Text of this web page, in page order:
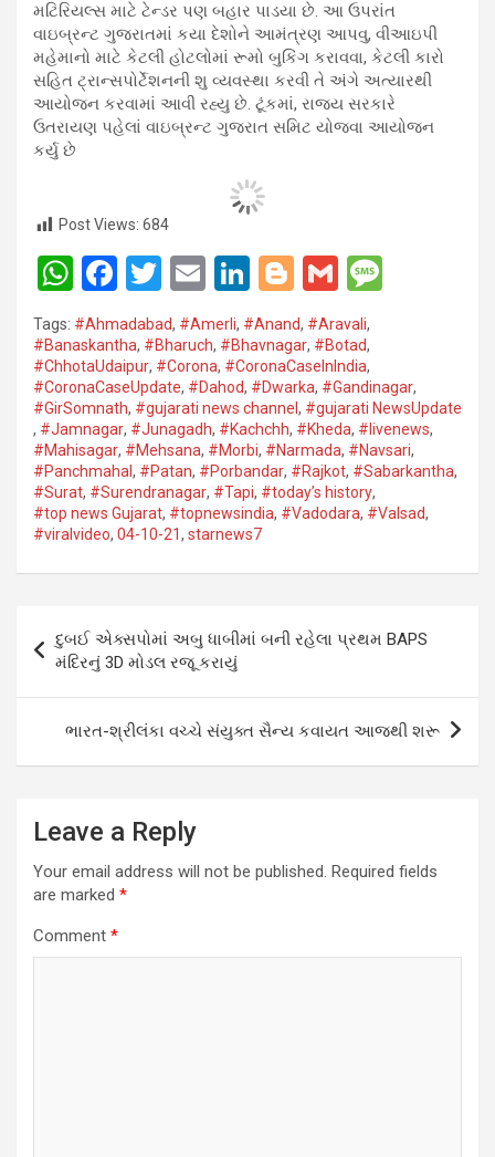
મટિરિયલ્સ માટે ટેન્ડર પણ બહાર પાડયા છે. આ ઉપરાંત
વાઇબ્રન્ટ ગુજરાતમાં કયા દેશોને આમંત્રણ આપવુ, વીઆઇપી
મહેમાનો માટે કેટલી હોટલોમાં રૂમો બુકિંગ કરાવવા, કેટલી કારો
સહિત ટ્રાન્સપોર્ટેશનની શુ વ્યવસ્થા કરવી તે અંગે અત્યારથી
આયોજન કરવામાં આવી રહ્યુ છે. ટૂંકમાં, રાજ્ય સરકારે
ઉતરાયણ પહેલાં વાઇબ્રન્ટ ગુજરાત સમિટ યોજવા આયોજન
કર્યુ છે
Post Views: 684
W
h
at
s
A
p
p
F
a
ce
b
o
o
k
T
wi
tt
er
E
m
ail
Li
n
ke
dI
n
Bl
o
g
g
er
G
m
ail
a
g
e
Tags: #Ahmadabad, #Amerli, #Anand, #Aravali,
#Banaskantha​, #Bharuch, #Bhavnagar​, #Botad,
#ChhotaUdaipur, #Corona​, #CoronaCaseInIndia,
#CoronaCaseUpdate, #Dahod​, #Dwarka​, #Gandinagar,
#GirSomnath, #gujarati news channel , #gujarati NewsUpdate
, #Jamnagar​, #Junagadh​, #Kachchh, #Kheda​, #livenews,
#Mahisagar​, #Mehsana, #Morbi, #Narmada, #Navsari​,
#Panchmahal , #Patan​, #Porbandar​, #Rajkot​, #Sabarkantha​,
#Surat​, #Surendranagar, #Tapi​, #today’s history,
#top news Gujarat, #topnewsindia, #Vadodara​, #Valsad​,
#viralvideo, 04-10-21, starnews7
navigation
દુબઈ એક્સપોમાં અબુ ધાબીમાં બની રહેલા પ્રથમ BAPS
મંદિરનું 3D મોડલ રજૂ કરાયું
ભારત-શ્રીલંકા વચ્ચે સંયુક્ત સૈન્ય કવાયત આજથી શરૂ
Leave a Reply
Your email address will not be published. Required fields
are marked *
Comment *